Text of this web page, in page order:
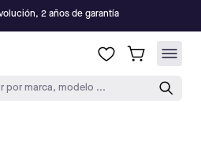
2 años de garantía
por marca, modelo ...